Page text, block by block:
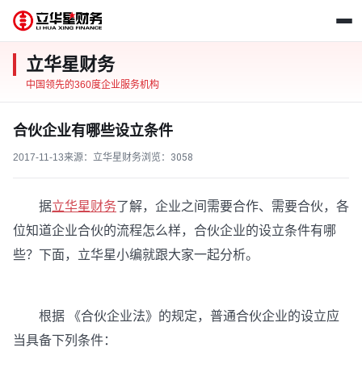
立华星财务
中国领先的360度企业服务机构
合伙企业有哪些设立条件
2017-11-13来源：立华星财务浏览： 3058
据立华星财务了解，企业之间需要合作、需要合伙，各
位知道企业合伙的流程怎么样，合伙企业的设立条件有哪
些？下面，立华星小编就跟大家一起分析。
根据 《合伙企业法》的规定，普通合伙企业的设立应
当具备下列条件：